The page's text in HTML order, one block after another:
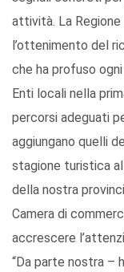
attività. La
l’ottenimento del
che ha profuso
Enti locali nella
percorsi adeguati
aggiungano quelli
stagione turistica
della nostra
Camera di
accrescere
“Da parte nostra –